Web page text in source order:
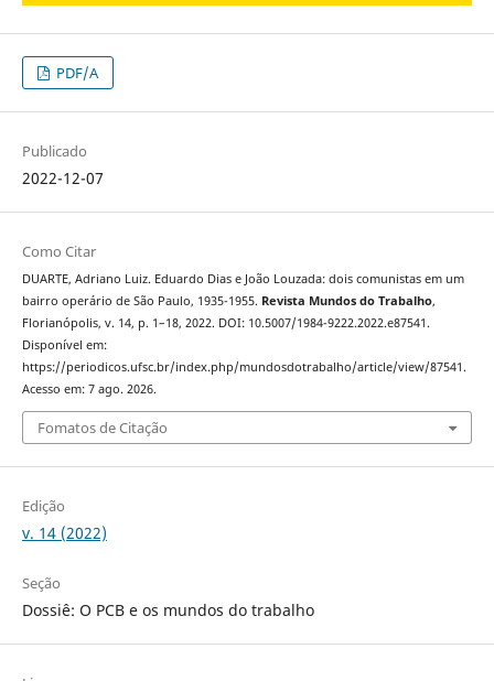
PDF/A
Publicado
2022-12-07
Como Citar
DUARTE, Adriano Luiz. Eduardo Dias e João Louzada: dois comunistas em um
bairro operário de São Paulo, 1935-1955. Revista Mundos do Trabalho,
Florianópolis, v. 14, p. 1–18, 2022. DOI: 10.5007/1984-9222.2022.e87541.
Disponível em:
https://periodicos.ufsc.br/index.php/mundosdotrabalho/article/view/87541.
Acesso em: 7 ago. 2026.
Fomatos de Citação
Edição
v. 14 (2022)
Seção
Dossiê: O PCB e os mundos do trabalho